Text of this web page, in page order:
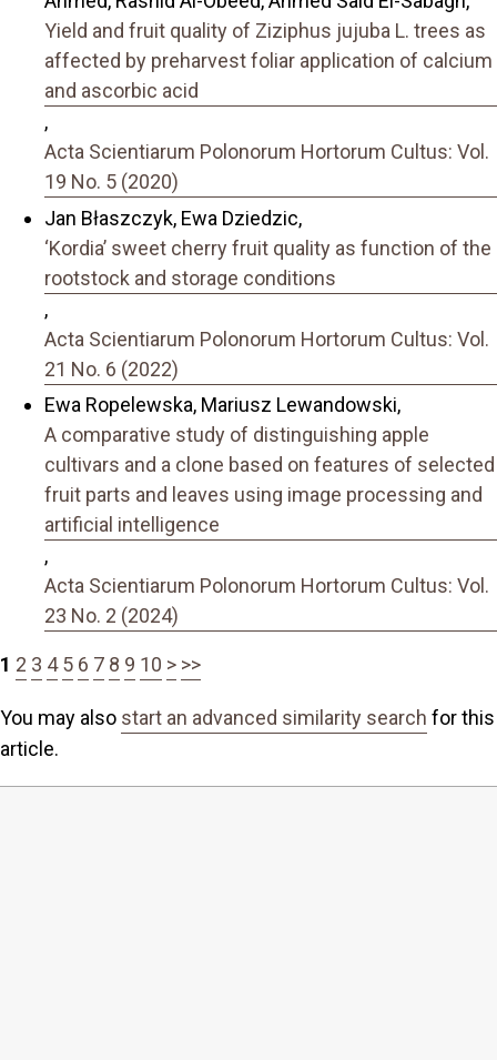
Yield and fruit quality of Ziziphus jujuba L. trees as
affected by preharvest foliar application of calcium
and ascorbic acid
,
Acta Scientiarum Polonorum Hortorum Cultus: Vol.
19 No. 5 (2020)
Jan Błaszczyk, Ewa Dziedzic,
‘Kordia’ sweet cherry fruit quality as function of the
rootstock and storage conditions
,
Acta Scientiarum Polonorum Hortorum Cultus: Vol.
21 No. 6 (2022)
Ewa Ropelewska, Mariusz Lewandowski,
A comparative study of distinguishing apple
cultivars and a clone based on features of selected
fruit parts and leaves using image processing and
artificial intelligence
,
Acta Scientiarum Polonorum Hortorum Cultus: Vol.
23 No. 2 (2024)
1 2 3 4 5 6 7 8 9 10 > >>
You may also start an advanced similarity search for this
article.